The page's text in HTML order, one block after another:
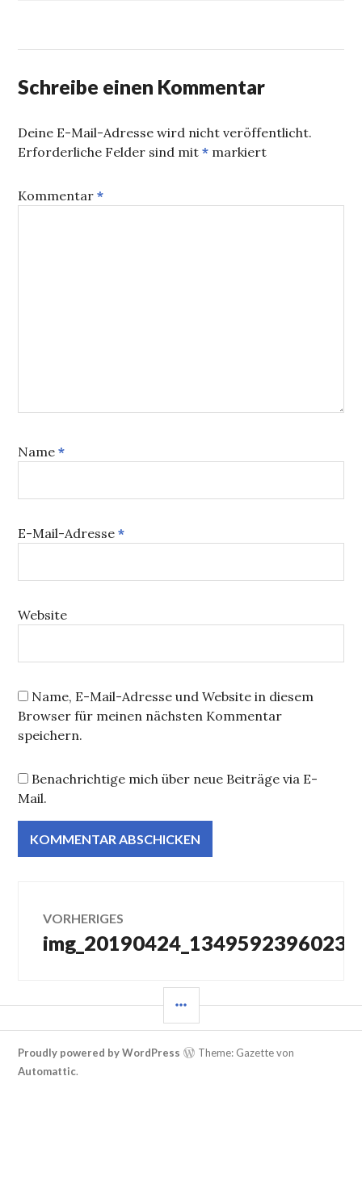
Schreibe einen Kommentar
Deine E-Mail-Adresse wird nicht veröffentlicht.
Erforderliche Felder sind mit* markiert
Kommentar*
Name*
E-Mail-Adresse*
Website
Name, E-Mail-Adresse und Website in diesem
Browser für meinen nächsten Kommentar
speichern.
Benachrichtige mich über neue Beiträge via E-
Mail.
Beitragsnavigation
VORHERIGES
Vorheriger
Beitrag:
Proudly powered by WordPress
Theme: Gazette von
Automattic.